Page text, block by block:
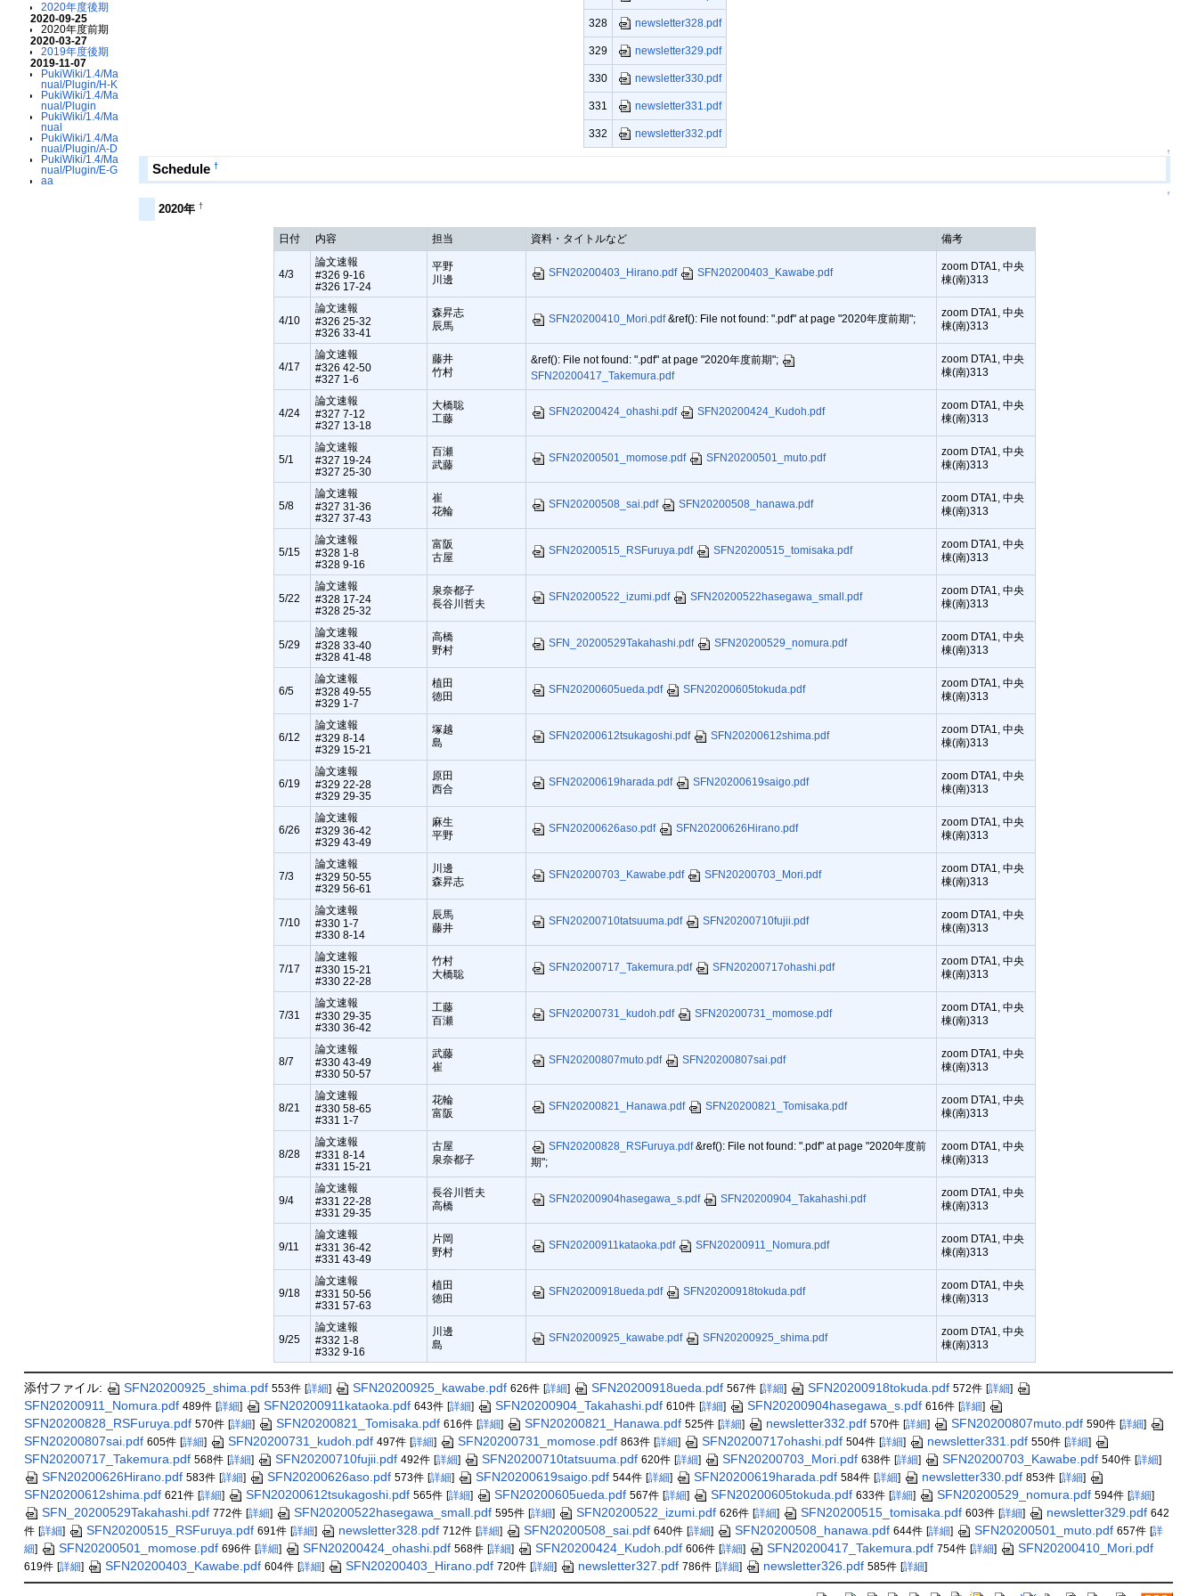
2020年度後期
2020-09-25
2020年度前期
2020-03-27
2019年度後期
2019-11-07
PukiWiki/1.4/Ma
nual/Plugin/H-K
PukiWiki/1.4/Ma
nual/Plugin
PukiWiki/1.4/Ma
nual
PukiWiki/1.4/Ma
nual/Plugin/A-D
PukiWiki/1.4/Ma
nual/Plugin/E-G
aa
328 newsletter328.pdf
329 newsletter329.pdf
330 newsletter330.pdf
331 newsletter331.pdf
332 newsletter332.pdf
↑
Schedule †
↑
2020年†
日付 内容 担当 資料・タイトルなど 備考
4/3
論文速報
#326 9-16
#326 17-24
平野
川邊
SFN20200403_Hirano.pdf SFN20200403_Kawabe.pdf
zoom DTA1, 中央
棟(南)313
4/10
論文速報
#326 25-32
#326 33-41
森昇志
辰馬
SFN20200410_Mori.pdf&ref(): File not found: ".pdf" at page "2020年度前期";
zoom DTA1, 中央
棟(南)313
4/17
論文速報
#326 42-50
#327 1-6
藤井
竹村
&ref(): File not found: ".pdf" at page "2020年度前期";
SFN20200417_Takemura.pdf
zoom DTA1, 中央
棟(南)313
4/24
論文速報
#327 7-12
#327 13-18
大橋聡
工藤
SFN20200424_ohashi.pdf SFN20200424_Kudoh.pdf
zoom DTA1, 中央
棟(南)313
5/1
論文速報
#327 19-24
#327 25-30
百瀬
武藤
SFN20200501_momose.pdf SFN20200501_muto.pdf
zoom DTA1, 中央
棟(南)313
5/8
論文速報
#327 31-36
#327 37-43
崔
花輪
SFN20200508_sai.pdf SFN20200508_hanawa.pdf
zoom DTA1, 中央
棟(南)313
5/15
論文速報
#328 1-8
#328 9-16
富阪
古屋
SFN20200515_RSFuruya.pdf SFN20200515_tomisaka.pdf
zoom DTA1, 中央
棟(南)313
5/22
論文速報
#328 17-24
#328 25-32
泉奈都子
長谷川哲夫
SFN20200522_izumi.pdf SFN20200522hasegawa_small.pdf
zoom DTA1, 中央
棟(南)313
5/29
論文速報
#328 33-40
#328 41-48
高橋
野村
SFN_20200529Takahashi.pdf SFN20200529_nomura.pdf
zoom DTA1, 中央
棟(南)313
6/5
論文速報
#328 49-55
#329 1-7
植田
徳田
SFN20200605ueda.pdf SFN20200605tokuda.pdf
zoom DTA1, 中央
棟(南)313
6/12
論文速報
#329 8-14
#329 15-21
塚越
島
SFN20200612tsukagoshi.pdf SFN20200612shima.pdf
zoom DTA1, 中央
棟(南)313
6/19
論文速報
#329 22-28
#329 29-35
原田
西合
SFN20200619harada.pdf SFN20200619saigo.pdf
zoom DTA1, 中央
棟(南)313
6/26
論文速報
#329 36-42
#329 43-49
麻生
平野
SFN20200626aso.pdf SFN20200626Hirano.pdf
zoom DTA1, 中央
棟(南)313
7/3
論文速報
#329 50-55
#329 56-61
川邊
森昇志
SFN20200703_Kawabe.pdf SFN20200703_Mori.pdf
zoom DTA1, 中央
棟(南)313
7/10
論文速報
#330 1-7
#330 8-14
辰馬
藤井
SFN20200710tatsuuma.pdf SFN20200710fujii.pdf
zoom DTA1, 中央
棟(南)313
7/17
論文速報
#330 15-21
#330 22-28
竹村
大橋聡
SFN20200717_Takemura.pdf SFN20200717ohashi.pdf
zoom DTA1, 中央
棟(南)313
7/31
論文速報
#330 29-35
#330 36-42
工藤
百瀬
SFN20200731_kudoh.pdf SFN20200731_momose.pdf
zoom DTA1, 中央
棟(南)313
8/7
論文速報
#330 43-49
#330 50-57
武藤
崔
SFN20200807muto.pdf SFN20200807sai.pdf
zoom DTA1, 中央
棟(南)313
8/21
論文速報
#330 58-65
#331 1-7
花輪
富阪
SFN20200821_Hanawa.pdf SFN20200821_Tomisaka.pdf
zoom DTA1, 中央
棟(南)313
8/28
論文速報
#331 8-14
#331 15-21
古屋
泉奈都子
SFN20200828_RSFuruya.pdf&ref(): File not found: ".pdf" at page "2020年度前
期";
zoom DTA1, 中央
棟(南)313
9/4
論文速報
#331 22-28
#331 29-35
長谷川哲夫
高橋
SFN20200904hasegawa_s.pdf SFN20200904_Takahashi.pdf
zoom DTA1, 中央
棟(南)313
9/11
論文速報
#331 36-42
#331 43-49
片岡
野村
SFN20200911kataoka.pdf SFN20200911_Nomura.pdf
zoom DTA1, 中央
棟(南)313
9/18
論文速報
#331 50-56
#331 57-63
植田
徳田
SFN20200918ueda.pdf SFN20200918tokuda.pdf
zoom DTA1, 中央
棟(南)313
9/25
論文速報
#332 1-8
#332 9-16
川邊
島
SFN20200925_kawabe.pdf SFN20200925_shima.pdf
zoom DTA1, 中央
棟(南)313
添付ファイル: SFN20200925_shima.pdf 553件 [詳細] SFN20200925_kawabe.pdf 626件 [詳細] SFN20200918ueda.pdf 567件 [詳細] SFN20200918tokuda.pdf 572件 [詳細]
SFN20200911_Nomura.pdf 489件 [詳細] SFN20200911kataoka.pdf 643件 [詳細] SFN20200904_Takahashi.pdf 610件 [詳細] SFN20200904hasegawa_s.pdf 616件 [詳細]
SFN20200828_RSFuruya.pdf 570件 [詳細] SFN20200821_Tomisaka.pdf 616件 [詳細] SFN20200821_Hanawa.pdf 525件 [詳細] newsletter332.pdf 570件 [詳細] SFN20200807muto.pdf 590件 [詳細]
SFN20200807sai.pdf 605件 [詳細] SFN20200731_kudoh.pdf 497件 [詳細] SFN20200731_momose.pdf 863件 [詳細] SFN20200717ohashi.pdf 504件 [詳細] newsletter331.pdf 550件 [詳細]
SFN20200717_Takemura.pdf 568件 [詳細] SFN20200710fujii.pdf 492件 [詳細] SFN20200710tatsuuma.pdf 620件 [詳細] SFN20200703_Mori.pdf 638件 [詳細] SFN20200703_Kawabe.pdf 540件 [詳細]
SFN20200626Hirano.pdf 583件 [詳細] SFN20200626aso.pdf 573件 [詳細] SFN20200619saigo.pdf 544件 [詳細] SFN20200619harada.pdf 584件 [詳細] newsletter330.pdf 853件 [詳細]
SFN20200612shima.pdf 621件 [詳細] SFN20200612tsukagoshi.pdf 565件 [詳細] SFN20200605ueda.pdf 567件 [詳細] SFN20200605tokuda.pdf 633件 [詳細] SFN20200529_nomura.pdf 594件 [詳細]
SFN_20200529Takahashi.pdf 772件 [詳細] SFN20200522hasegawa_small.pdf 595件 [詳細] SFN20200522_izumi.pdf 626件 [詳細] SFN20200515_tomisaka.pdf 603件 [詳細] newsletter329.pdf 642
件 [詳細] SFN20200515_RSFuruya.pdf 691件 [詳細] newsletter328.pdf 712件 [詳細] SFN20200508_sai.pdf 640件 [詳細] SFN20200508_hanawa.pdf 644件 [詳細] SFN20200501_muto.pdf 657件 [詳
細] SFN20200501_momose.pdf 696件 [詳細] SFN20200424_ohashi.pdf 568件 [詳細] SFN20200424_Kudoh.pdf 606件 [詳細] SFN20200417_Takemura.pdf 754件 [詳細] SFN20200410_Mori.pdf
619件 [詳細] SFN20200403_Kawabe.pdf 604件 [詳細] SFN20200403_Hirano.pdf 720件 [詳細] newsletter327.pdf 786件 [詳細] newsletter326.pdf 585件 [詳細]